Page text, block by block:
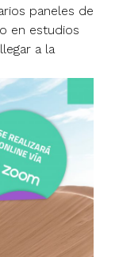
paneles de
en estudios
a la